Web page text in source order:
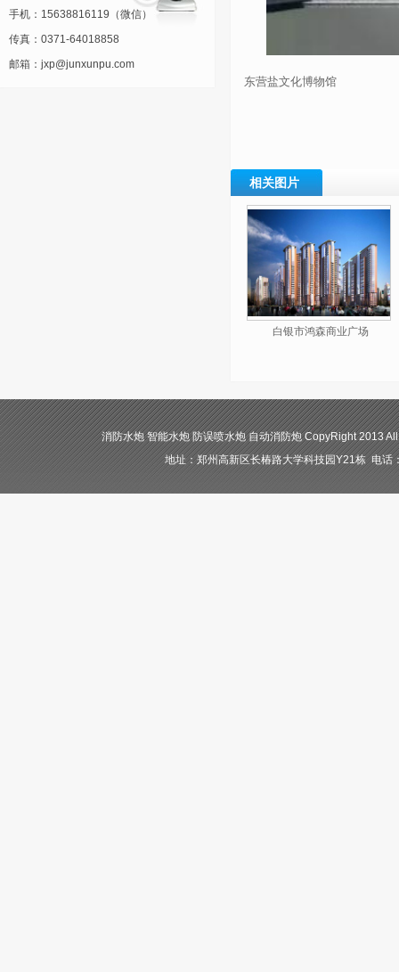
手机：15638816119（微信）
传真：0371-64018858
邮箱：jxp@junxunpu.com
东营盐文化博物馆
相关图片
白银市鸿森商业广场
消防水炮 智能水炮 防误喷水炮 自动消防炮 CopyRight 2013
地址：郑州高新区长椿路大学科技园Y21栋 电